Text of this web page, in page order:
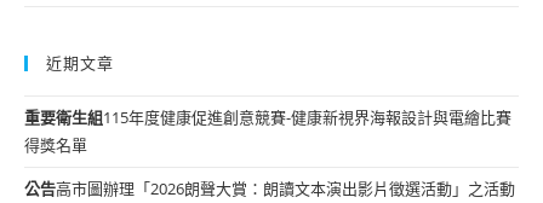
近期文章
重要衛生組115年度健康促進創意競賽-健康新視界海報設計與電繪比賽
得獎名單
公告高市圖辦理「2026朗聲大賞：朗讀文本演出影片徵選活動」之活動